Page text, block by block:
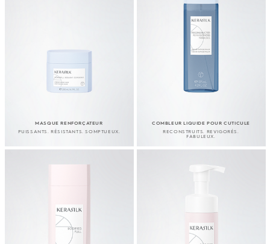
MASQUE RENFORÇATEUR
PUISSANTS. RÉSISTANTS. SOMPTUEUX.
COMBLEUR LIQUIDE POUR CUTICULE
RECONSTRUITS. REVIGORÉS.
FABULEUX.